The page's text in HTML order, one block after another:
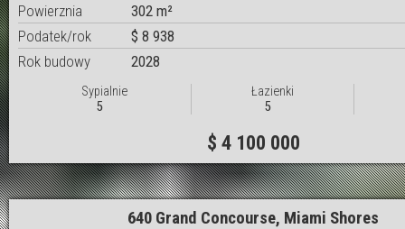
Powierznia
302 m²
Podatek/rok
$ 8 938
Rok budowy
2028
Sypialnie
5
Łazienki
5
$ 4 100 000
640 Grand Concourse, Miami Shores